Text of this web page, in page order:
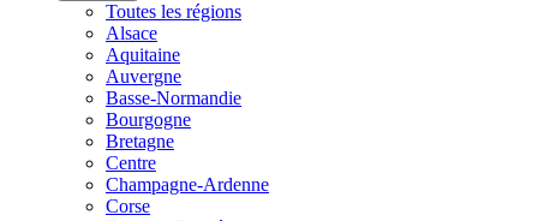
Toutes les régions
Alsace
Aquitaine
Auvergne
Basse-Normandie
Bourgogne
Bretagne
Centre
Champagne-Ardenne
Corse